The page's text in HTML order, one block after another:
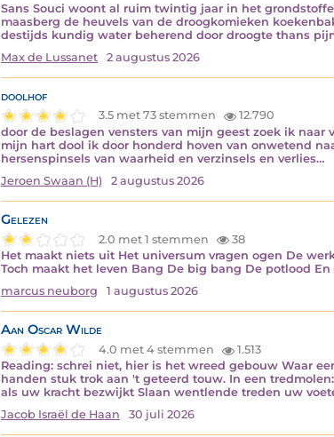
Sans Souci woont al ruim twintig jaar in het
maasberg de heuvels van de droogkomieken
destijds kundig water beherend door droogte thans
Max de Lussanet
2 augustus 2026
doolhof
3.5 met 73 stemmen
12.790
door de beslagen vensters van mijn geest zoek ik
mijn hart dool ik door honderd hoven van onwetend
hersenspinsels van waarheid en verzinsels en verlies…
Jeroen Swaan (H)
2 augustus 2026
Gelezen
2.0 met 1 stemmen
38
Het maakt niets uit Het universum vragen ogen De
Toch maakt het leven Bang De big bang De potlood
marcus neuborg
1 augustus 2026
Aan Oscar Wilde
4.0 met 4 stemmen
1.513
Reading: schrei niet, hier is het wreed gebouw Waar
handen stuk trok aan 't geteerd touw. In een
als uw kracht bezwijkt Slaan wentlende treden uw
Jacob Israël de Haan
30 juli 2026